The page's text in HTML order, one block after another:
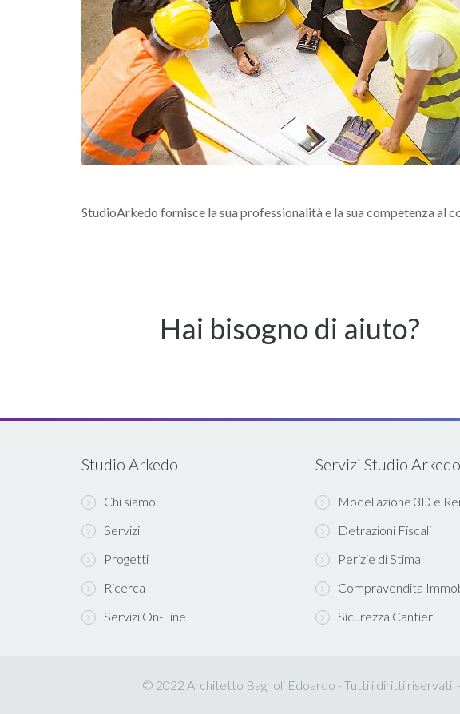
StudioArkedo fornisce la sua professionalità e la sua competenza
Hai bisogno di aiuto?
Studio Arkedo
Chi siamo
Servizi
Progetti
Ricerca
Servizi On-Line
Servizi Studio Arkedo
Modellazione 3D e
Detrazioni Fiscali
Perizie di Stima
Compravendita
Sicurezza Cantieri
© 2022 Architetto Bagnoli Edoardo - Tutti i diritti riservati